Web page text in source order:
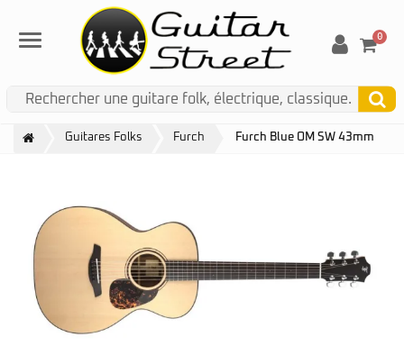
Menu 0
Guitares Folks Furch Furch Blue OM SW 43mm